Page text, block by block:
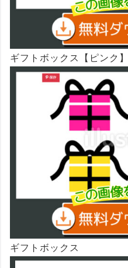
ギフトボックス【ピンク】
ギフトボックス